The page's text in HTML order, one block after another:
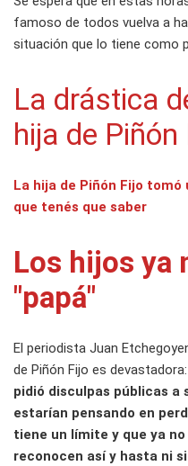
famoso de todos vuelva a
situación que lo tiene como
La drástica
hija de Piñón
La hija de Piñón Fijo
que tenés que saber
Los hijos ya
"papá"
El periodista Juan
de Piñón Fijo es devastadora:
pidió disculpas públicas a
estarían pensando en
tiene un límite y que ya
reconocen así y hasta ni